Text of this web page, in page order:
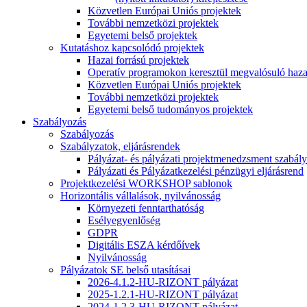
Közvetlen Európai Uniós projektek
További nemzetközi projektek
Egyetemi belső projektek
Kutatáshoz kapcsolódó projektek
Hazai forrású projektek
Operatív programokon keresztül megvalósuló
Közvetlen Európai Uniós projektek
További nemzetközi projektek
Egyetemi belső tudományos projektek
Szabályozás
Szabályozás
Szabályzatok, eljárásrendek
Pályázat- és pályázati projektmenedzsment
Pályázati és Pályázatkezelési pénzügyi eljárásrend
Projektkezelési WORKSHOP sablonok
Horizontális vállalások, nyilvánosság
Környezeti fenntarthatóság
Esélyegyenlőség
GDPR
Digitális ESZA kérdőívek
Nyilvánosság
Pályázatok SE belső utasításai
2026-4.1.2-HU-RIZONT pályázat
2025-1.2.1-HU-RIZONT pályázat